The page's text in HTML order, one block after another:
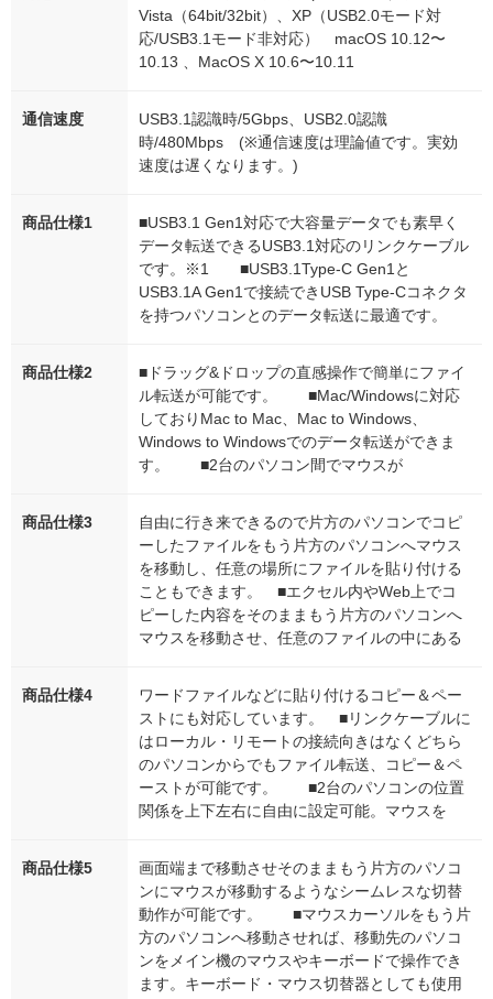
Vista（64bit/32bit）、XP（USB2.0モード対
応/USB3.1モード非対応） macOS 10.12〜
10.13 、MacOS X 10.6〜10.11
通信速度
USB3.1認識時/5Gbps、USB2.0認識
時/480Mbps (※通信速度は理論値です。実効
速度は遅くなります。)
商品仕様1
■USB3.1 Gen1対応で大容量データでも素早く
データ転送できるUSB3.1対応のリンクケーブル
です。※1 ■USB3.1Type-C Gen1と
USB3.1A Gen1で接続できUSB Type-Cコネクタ
を持つパソコンとのデータ転送に最適です。
商品仕様2
■ドラッグ&ドロップの直感操作で簡単にファイ
ル転送が可能です。 ■Mac/Windowsに対応
しておりMac to Mac、Mac to Windows、
Windows to Windowsでのデータ転送ができま
す。 ■2台のパソコン間でマウスが
商品仕様3
自由に行き来できるので片方のパソコンでコピ
ーしたファイルをもう片方のパソコンへマウス
を移動し、任意の場所にファイルを貼り付ける
こともできます。 ■エクセル内やWeb上でコ
ピーした内容をそのままもう片方のパソコンへ
マウスを移動させ、任意のファイルの中にある
商品仕様4
ワードファイルなどに貼り付けるコピー＆ペー
ストにも対応しています。 ■リンクケーブルに
はローカル・リモートの接続向きはなくどちら
のパソコンからでもファイル転送、コピー＆ペ
ーストが可能です。 ■2台のパソコンの位置
関係を上下左右に自由に設定可能。マウスを
商品仕様5
画面端まで移動させそのままもう片方のパソコ
ンにマウスが移動するようなシームレスな切替
動作が可能です。 ■マウスカーソルをもう片
方のパソコンへ移動させれば、移動先のパソコ
ンをメイン機のマウスやキーボードで操作でき
ます。キーボード・マウス切替器としても使用